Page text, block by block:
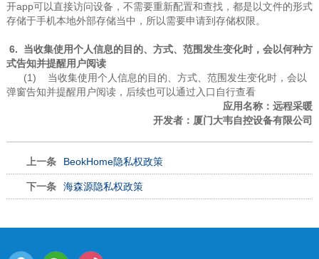
开app可以直接访问设备，不需要重新配置和查找，都是以文件的形式
存储于手机本地外部存储当中，所以需要申请到存储权限。
6. 当收集使用个人信息的目的、方式、范围发生变化时，会以何种方
式告知并提醒用户阅读
(1) 当收集使用个人信息的目的、方式、范围发生变化时，会以
弹窗告知并提醒用户阅读，后续也可以通过入口自行查看
应用名称：远程采暖
开发者：厦门大韦自控设备有限公司
上一条 BeokHome隐私权政策
下一条 海森源隐私权政策